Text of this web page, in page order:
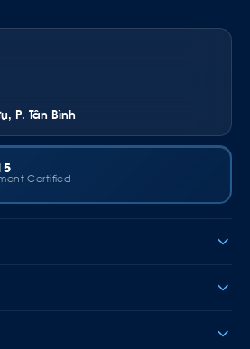
P. Tân Bình
Certified